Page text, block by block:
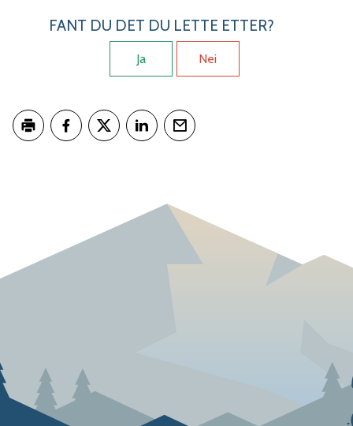
FANT DU DET DU LETTE ETTER?
Ja Nei